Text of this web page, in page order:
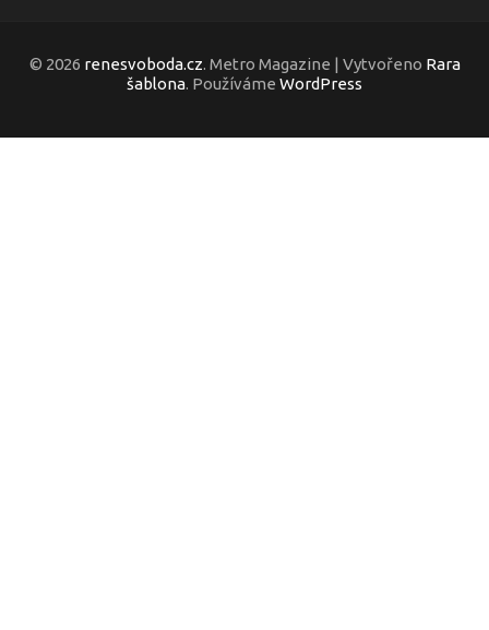
© 2026 renesvoboda.cz. Metro Magazine | Vytvořeno Rara
šablona. Používáme WordPress